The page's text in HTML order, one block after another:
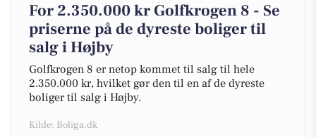
For 2.350.000 kr Golfkrogen 8 - Se
priserne på de dyreste boliger til
salg i Højby
Golfkrogen 8 er netop kommet til salg til hele
2.350.000 kr, hvilket gør den til en af de dyreste
boliger til salg i Højby.
Kilde: Boliga.dk